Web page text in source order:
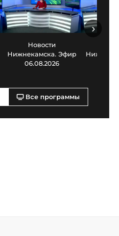
Новости
Нижнекамска. Эфир
06.08.2026
›
Все программы